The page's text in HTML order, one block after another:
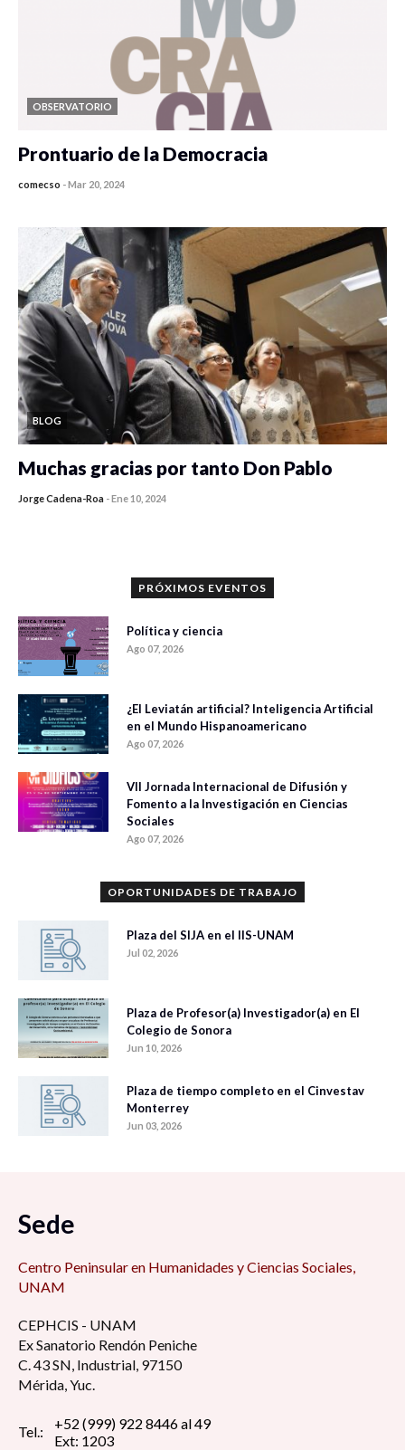
OBSERVATORIO
Prontuario de la Democracia
comecso -Mar 20, 2024
BLOG
Muchas gracias por tanto Don Pablo
Jorge Cadena-Roa -Ene 10, 2024
PRÓXIMOS EVENTOS
Política y ciencia
Ago 07, 2026
¿El Leviatán artificial? Inteligencia Artificial
en el Mundo Hispanoamericano
Ago 07, 2026
VII Jornada Internacional de Difusión y
Fomento a la Investigación en Ciencias
Sociales
Ago 07, 2026
OPORTUNIDADES DE TRABAJO
Plaza del SIJA en el IIS-UNAM
Jul 02, 2026
Plaza de Profesor(a) Investigador(a) en El
Colegio de Sonora
Jun 10, 2026
Plaza de tiempo completo en el Cinvestav
Monterrey
Jun 03, 2026
Sede
Centro Peninsular en Humanidades y Ciencias Sociales,
UNAM
CEPHCIS - UNAM
Ex Sanatorio Rendón Peniche
C. 43 SN, Industrial, 97150
Mérida, Yuc.
Tel.:
+52 (999) 922 8446 al 49
Ext: 1203